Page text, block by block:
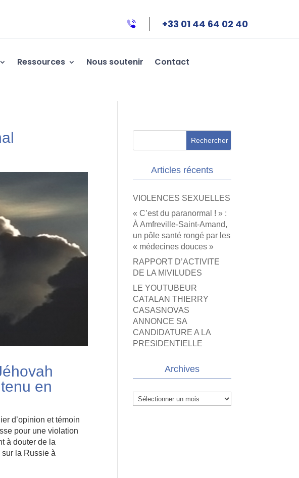
+33 01 44 64 02 40
Ressources Nous soutenir Contact
en
d’opinion et témoin
pour une violation
à douter de la
la Russie à
Articles récents
VIOLENCES SEXUELLES
« C’est du paranormal ! » :
À Amfreville-Saint-Amand,
un pôle santé rongé par les
« médecines douces »
RAPPORT D’ACTIVITE
DE LA MIVILUDES
LE YOUTUBEUR
CATALAN THIERRY
CASASNOVAS
ANNONCE SA
CANDIDATURE A LA
PRESIDENTIELLE
Archives
Archives